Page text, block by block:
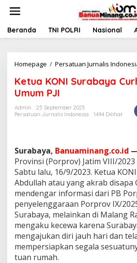
t
Beranda TNI POLRI Nasional
Homepage / Persatuan Jurnalis
Ketua KONI Surabaya
Umum PJI
Admin
25 September 2023
Persatuan Jurnalis Indonesia
1494 Dilihat
Surabaya, Banuaminang.co.id
Provinsi (Porprov) Jatim VIII/
Sabtu lalu, 16/9/2023. Ketua
Abdullah atau yang akrab disapa
mendengar informasi dari PB
penyelenggaraan Porprov IX/
Surabaya, melainkan di Malang
mengaku kecewa karena
mengajukan diri jauh hari dan
mempersiapkan segala
tuan rumah.